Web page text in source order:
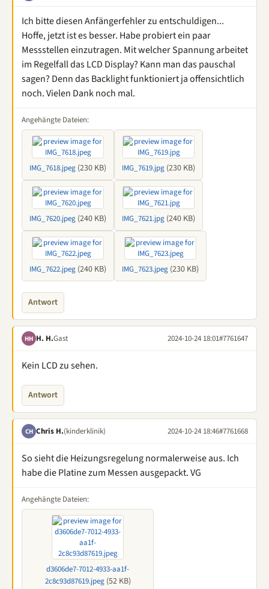
Ich bitte diesen Anfängerfehler zu entschuldigen...
Hoffe, jetzt ist es besser. Habe probiert ein paar
Messstellen einzutragen. Mit welcher Spannung arbeitet
im Regelfall das LCD Display? Kann man das pauschal
sagen? Denn das Backlight funktioniert ja offensichtlich
noch. Vielen Dank noch mal.
Angehängte Dateien:
IMG_7618.jpeg (230 KB) IMG_7619.jpg (230 KB)
IMG_7620.jpeg (240 KB) IMG_7621.jpg (240 KB)
IMG_7622.jpeg (240 KB) IMG_7623.jpeg (230 KB)
Antwort
HH H. H.Gast 2024-10-24 18:01#7761647
Kein LCD zu sehen.
Antwort
CH Chris H.(kinderklinik) 2024-10-24 18:46#7761668
So sieht die Heizungsregelung normalerweise aus. Ich
habe die Platine zum Messen ausgepackt. VG
Angehängte Dateien:
d3606de7-7012-4933-aa1f-
2c8c93d87619.jpeg(52 KB)